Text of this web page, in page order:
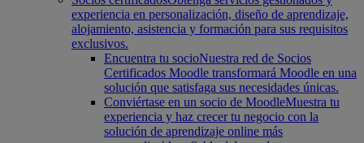
experiencia en personalización, diseño de aprendizaje,
alojamiento, asistencia y formación para sus requisitos
exclusivos.
Encuentra tu socioNuestra red de Socios
Certificados Moodle transformará Moodle en una
solución que satisfaga sus necesidades únicas.
Conviértase en un socio de MoodleMuestra tu
experiencia y haz crecer tu negocio con la
solución de aprendizaje online más